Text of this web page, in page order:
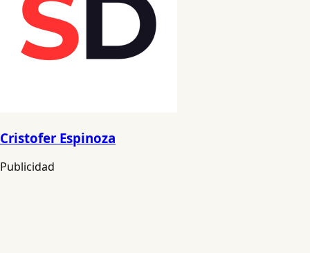
Cristofer Espinoza
Publicidad